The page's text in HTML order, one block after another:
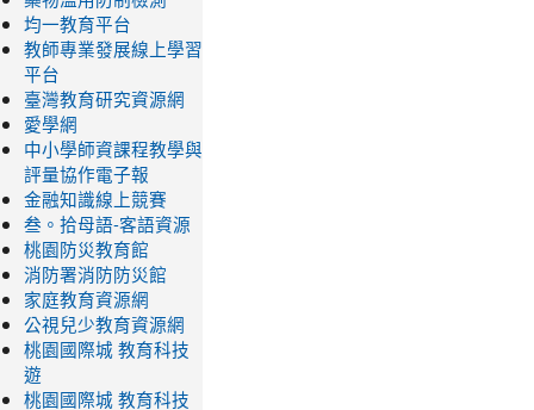
均一教育平台
教師專業發展線上學習
平台
臺灣教育研究資源網
愛學網
中小學師資課程教學與
評量協作電子報
金融知識線上競賽
叁。拾母語-客語資源
桃園防災教育館
消防署消防防災館
家庭教育資源網
公視兒少教育資源網
桃園國際城 教育科技
遊
桃園國際城 教育科技